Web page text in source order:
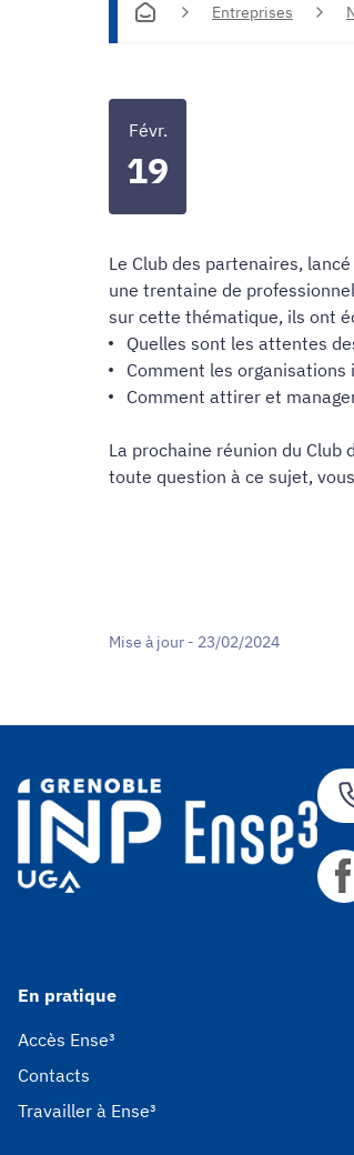
Entreprises
Févr.
19
Le Club des partenaires,
une trentaine de
sur cette thématique, ils ont
Quelles sont les attentes
Comment les
Comment attirer et
La prochaine réunion du
toute question à ce sujet,
Mise à jour - 23/02/2024
En pratique
Accès Ense³
Contacts
Travailler à Ense³